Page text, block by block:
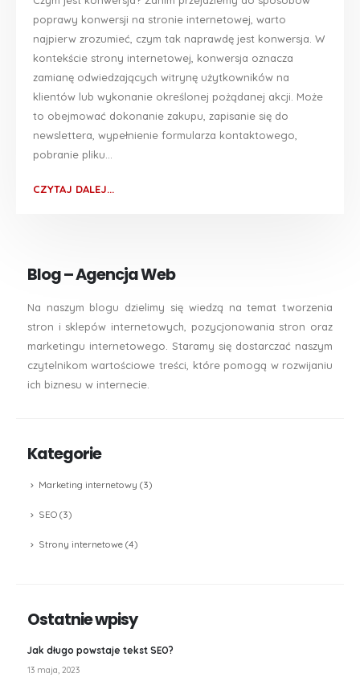
poprawy konwersji na stronie internetowej, warto
najpierw zrozumieć, czym tak naprawdę jest konwersja. W
kontekście strony internetowej, konwersja oznacza
zamianę odwiedzających witrynę użytkowników na
klientów lub wykonanie określonej pożądanej akcji. Może
to obejmować dokonanie zakupu, zapisanie się do
newslettera, wypełnienie formularza kontaktowego,
pobranie pliku...
CZYTAJ DALEJ...
Blog – Agencja Web
Na naszym blogu dzielimy się wiedzą na temat tworzenia
stron i sklepów internetowych, pozycjonowania stron oraz
marketingu internetowego. Staramy się dostarczać naszym
czytelnikom wartościowe treści, które pomogą w rozwijaniu
ich biznesu w internecie.
Kategorie
Marketing internetowy (3)
SEO(3)
Strony internetowe(4)
Ostatnie wpisy
Jak długo powstaje tekst SEO?
13 maja, 2023